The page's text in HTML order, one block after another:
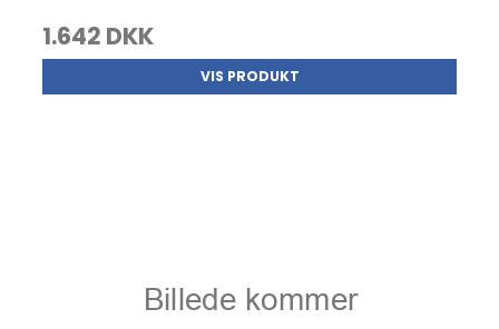
1.642 DKK
VIS PRODUKT